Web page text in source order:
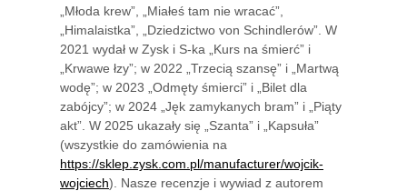
„Młoda krew”, „Miałeś tam nie wracać”,
„Himalaistka”, „Dziedzictwo von Schindlerów”. W
2021 wydał w Zysk i S-ka „Kurs na śmierć” i
„Krwawe łzy”; w 2022 „Trzecią szansę” i „Martwą
wodę”; w 2023 „Odmęty śmierci” i „Bilet dla
zabójcy”; w 2024 „Jęk zamykanych bram” i „Piąty
akt”. W 2025 ukazały się „Szanta” i „Kapsuła”
(wszystkie do zamówienia na
https://sklep.zysk.com.pl/manufacturer/wojcik-
wojciech). Nasze recenzje i wywiad z autorem